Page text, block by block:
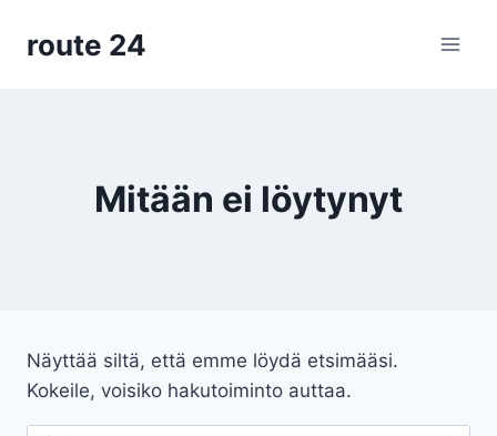
sisältöön
route 24
Mitään ei löytynyt
Näyttää siltä, että emme löydä etsimääsi.
Kokeile, voisiko hakutoiminto auttaa.